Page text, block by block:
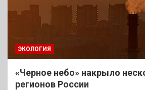
ЭКОЛОГИЯ
«Черное небо» накрыло
регионов России